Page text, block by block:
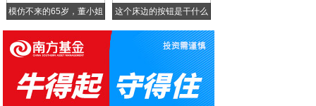
模仿不来的65岁，董小姐
这个床边的按钮是干什么